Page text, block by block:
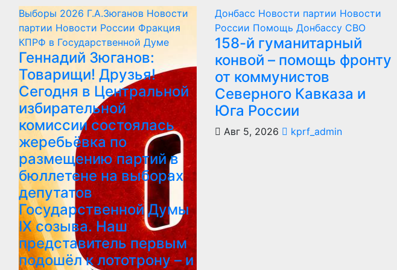
Выборы 2026 Г.А.Зюганов Новости
партии Новости России Фракция
КПРФ в Государственной Думе
Геннадий Зюганов:
Товарищи! Друзья!
Сегодня в Центральной
избирательной
комиссии состоялась
жеребьёвка по
размещению партий в
бюллетене на выборах
депутатов
Государственной Думы
IX созыва. Наш
представитель первым
подошёл к лототрону – и
Донбасс Новости партии Новости
России Помощь Донбассу СВО
158-й гуманитарный
конвой – помощь фронту
от коммунистов
Северного Кавказа и
Юга России
Авг 5, 2026 kprf_admin